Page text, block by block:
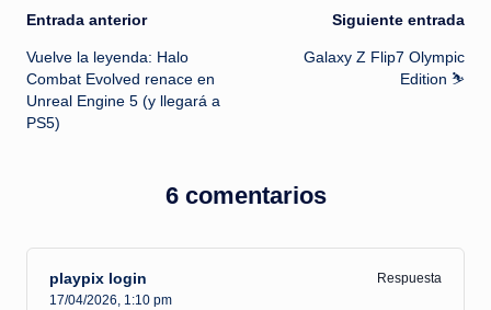
Navegación
de
entradas
Entrada anterior
Vuelve la leyenda: Halo
Combat Evolved renace en
Unreal Engine 5 (y llegará a
PS5)
Siguiente entrada
Galaxy Z Flip7 Olympic
Edition ⛷️
6 comentarios
playpix login
Respuesta
17/04/2026, 1:10 pm